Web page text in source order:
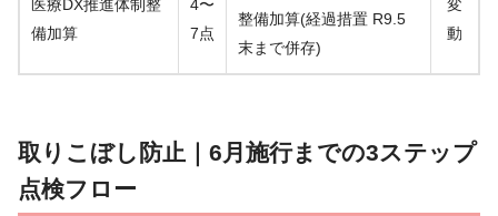
医療DX推進体制整
備加算
4〜
7点
整備加算(経過措置 R9.5
末まで併存)
変
動
取りこぼし防止｜6月施行までの3ステップ
点検フロー